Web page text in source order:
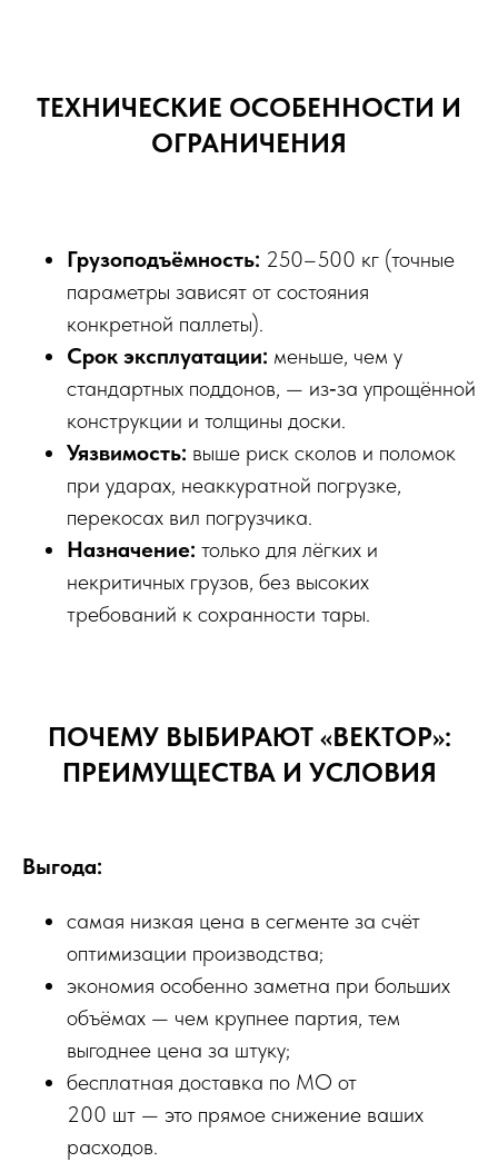
ТЕХНИЧЕСКИЕ ОСОБЕННОСТИ И
ОГРАНИЧЕНИЯ
Грузоподъёмность: 250–500 кг (точные
параметры зависят от состояния
конкретной паллеты).
Срок эксплуатации: меньше, чем у
стандартных поддонов, — из‑за упрощённой
конструкции и толщины доски.
Уязвимость: выше риск сколов и поломок
при ударах, неаккуратной погрузке,
перекосах вил погрузчика.
Назначение: только для лёгких и
некритичных грузов, без высоких
требований к сохранности тары.
ПОЧЕМУ ВЫБИРАЮТ «ВЕКТОР»:
ПРЕИМУЩЕСТВА И УСЛОВИЯ
Выгода:
самая низкая цена в сегменте за счёт
оптимизации производства;
экономия особенно заметна при больших
объёмах — чем крупнее партия, тем
выгоднее цена за штуку;
бесплатная доставка по МО от
200 шт — это прямое снижение ваших
расходов.